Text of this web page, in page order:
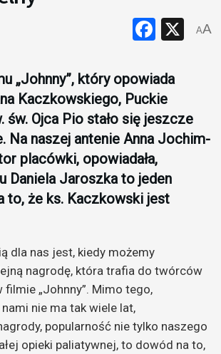
X
AA
„Johnny”, który opowiada
Kaczkowskiego, Puckie
św. Ojca Pio stało się jeszcze
Na naszej antenie Anna Jochim-
placówki, opowiadała,
Daniela Jaroszka to jeden
to, że ks. Kaczkowski jest
dla nas jest, kiedy możemy
nagrodę, która trafia do twórców
„Johnny”. Mimo tego,
nie ma tak wiele lat,
popularność nie tylko naszego
opieki paliatywnej, to dowód na to,